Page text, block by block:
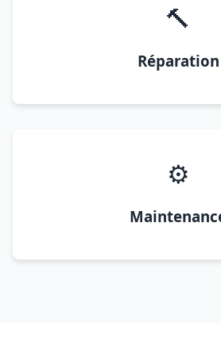
🔨
Réparation
⚙️